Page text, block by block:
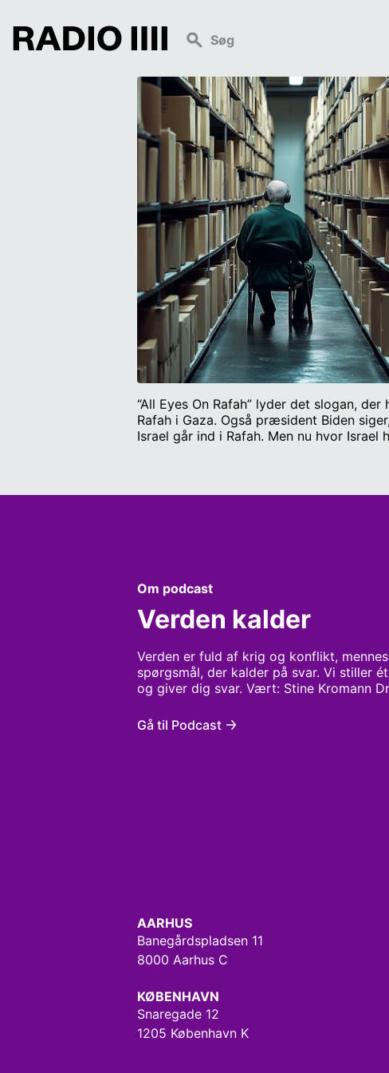
“All Eyes On Rafah” lyder det slogan,
Rafah i Gaza. Også præsident Biden
Israel går ind i Rafah. Men nu hvor
Om podcast
Verden kalder
Verden er fuld af krig og konflikt,
spørgsmål, der kalder på svar. Vi stiller
og giver dig svar. Vært: Stine Kromann
Gå til Podcast
AARHUS
Banegårdspladsen 11
8000 Aarhus C
KØBENHAVN
Snaregade 12
1205 København K